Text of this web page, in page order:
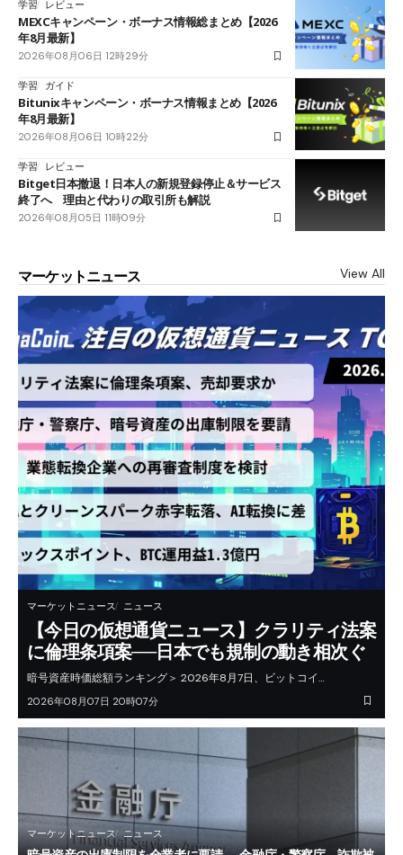
学習 レビュー
MEXCキャンペーン・ボーナス情報総まとめ【2026
年8月最新】
2026年08月06日 12時29分
学習 ガイド
Bitunixキャンペーン・ボーナス情報まとめ【2026
年8月最新】
2026年08月06日 10時22分
学習 レビュー
Bitget日本撤退！日本人の新規登録停止＆サービス
終了へ 理由と代わりの取引所も解説
2026年08月05日 11時09分
マーケットニュース View All
マーケットニュース ニュース
【今日の仮想通貨ニュース】クラリティ法案
に倫理条項案──日本でも規制の動き相次ぐ
暗号資産時価総額ランキング＞ 2026年8月7日、ビットコイ…
2026年08月07日 20時07分
マーケットニュース ニュース